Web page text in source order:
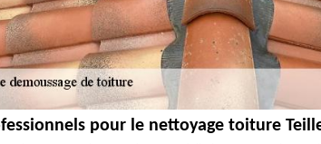
pour le nettoyage toiture